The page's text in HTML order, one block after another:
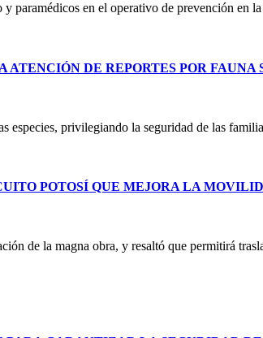
y paramédicos en el operativo de prevención
DE REPORTES POR FAUNA
especies, privilegiando la seguridad de las
POTOSÍ QUE MEJORA LA
de la magna obra, y resaltó que permitirá